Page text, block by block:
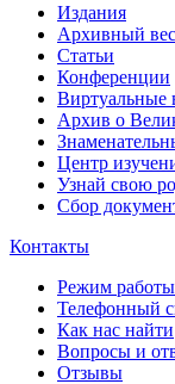
Издания
Архивный
Статьи
Конференции
Виртуальные
Архив о
Центр
Узнай свою
Сбор
Контакты
Режим работы
Телефонный
Как нас найти
Вопросы и
Отзывы